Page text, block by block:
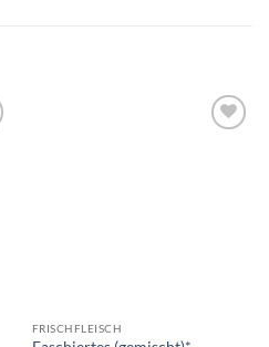
FRISCHFLEISCH